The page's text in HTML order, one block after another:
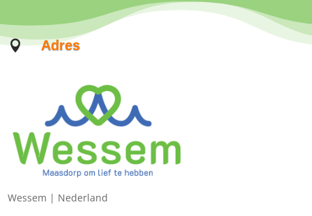
 Adres
Wessem | Nederland